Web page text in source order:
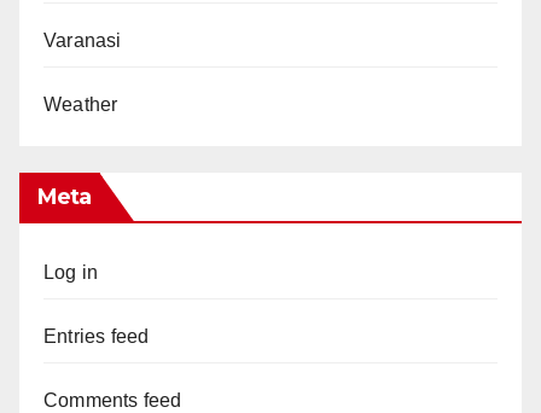
Varanasi
Weather
Meta
Log in
Entries feed
Comments feed